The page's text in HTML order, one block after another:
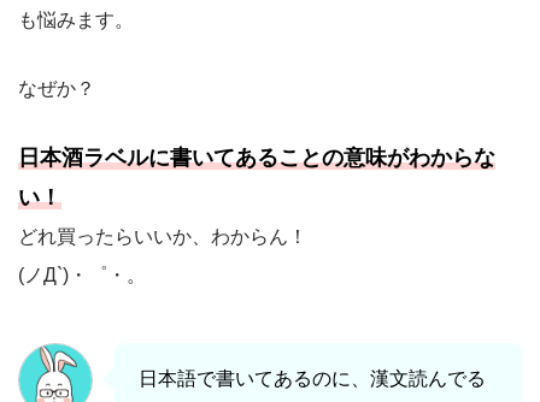
も悩みます。
なぜか？
日本酒ラベルに書いてあることの意味がわからな
い！
どれ買ったらいいか、わからん！
(ノД`)・゜・。
日本語で書いてあるのに、漢文読んでる